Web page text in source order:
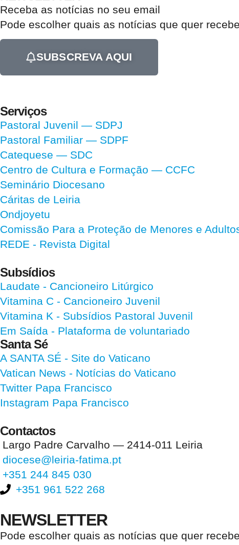
Receba as notícias no seu email​
Pode escolher quais as notícias que quer
SUBSCREVA AQUI
Serviços
Pastoral Juvenil — SDPJ
Pastoral Familiar — SDPF
Catequese — SDC
Centro de Cultura e Formação — CCFC
Seminário Diocesano
Cáritas de Leiria
Ondjoyetu
Comissão Para a Proteção de Menores e
REDE - Revista Digital
Subsídios
Laudate - Cancioneiro Litúrgico
Vitamina C - Cancioneiro Juvenil
Vitamina K - Subsídios Pastoral Juvenil
Em Saída - Plataforma de voluntariado
Santa Sé
A SANTA SÉ - Site do Vaticano
Vatican News - Notícias do Vaticano
Twitter Papa Francisco
Instagram Papa Francisco
Contactos
Largo Padre Carvalho — 2414-011 Leiria
diocese@leiria-fatima.pt
+351 244 845 030
+351 961 522 268
NEWSLETTER
Pode escolher quais as notícias que quer